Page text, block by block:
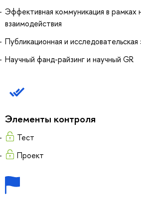
Эффективная коммуникация в рамках
взаимодействия
Публикационная и исследовательская
Научный фанд-райзинг и научный GR
Элементы контроля
Тест
Проект